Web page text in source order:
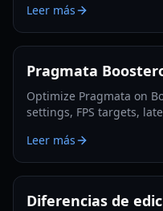
Leer más
Pragmata
Optimize Pragmata on
settings, FPS targets,
Leer más
Diferencias de